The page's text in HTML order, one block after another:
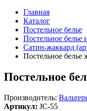
Главная
Каталог
Постельное белье
Постельное белье
Сатин-жаккард
Постельное белье
Постельное
Производитель:
Артикул: JC-55